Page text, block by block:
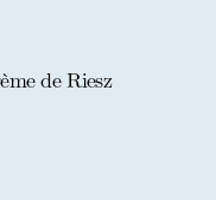
de Riesz